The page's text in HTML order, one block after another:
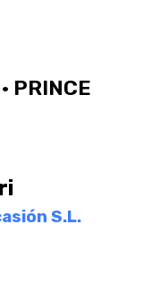
PRINCE
S.L.